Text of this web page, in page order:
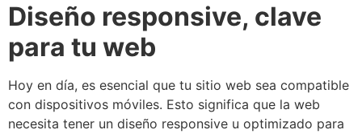
Diseño responsive, clave
para tu web
Hoy en día, es esencial que tu sitio web sea compatible
con dispositivos móviles. Esto significa que la web
necesita tener un diseño responsive u optimizado para